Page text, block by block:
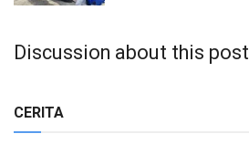
Discussion about this post
CERITA